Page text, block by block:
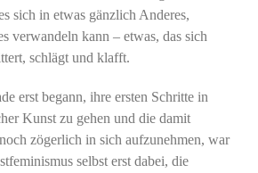
sich in etwas gänzlich Anderes,
verwandeln kann – etwas, das sich
schlägt und klafft.
erst begann, ihre ersten Schritte in
Kunst zu gehen und die damit
zögerlich in sich aufzunehmen, war
selbst erst dabei, die